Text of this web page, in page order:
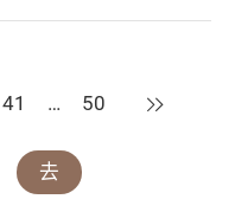
41 … 50 下一頁
去